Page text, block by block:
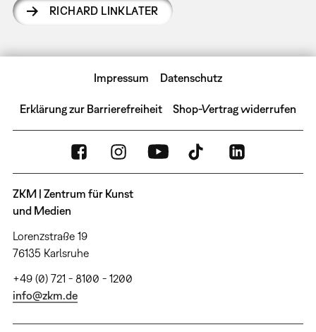
RICHARD LINKLATER
Impressum Datenschutz
Erklärung zur Barrierefreiheit Shop-Vertrag widerrufen
ZKM | Zentrum für Kunst
und Medien
Lorenzstraße 19
76135 Karlsruhe
+49 (0) 721 - 8100 - 1200
info@zkm.de